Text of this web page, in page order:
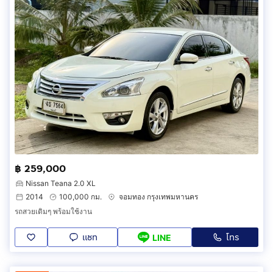
฿ 259,000
Nissan Teana 2.0 XL
2014
100,000 กม.
จอมทอง กรุงเทพมหานคร
รถสวยเดิมๆ พร้อมใช้งาน
แชท LINE โทร